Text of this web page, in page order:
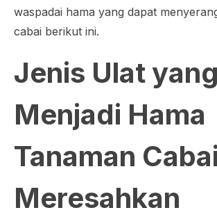
waspadai hama yang dapat
cabai berikut ini.
Jenis Ulat yang
Menjadi Hama
Tanaman
Meresahkan